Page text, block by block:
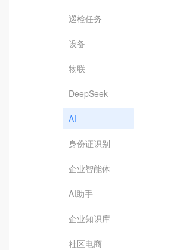
巡检任务
设备
物联
DeepSeek
AI
身份证识别
企业智能体
AI助手
企业知识库
社区电商